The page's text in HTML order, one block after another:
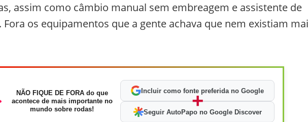
assim como câmbio manual sem embreagem e assistente de
os equipamentos que a gente achava que nem existiam
NÃO FIQUE DE FORA do que
acontece de mais importante no
mundo sobre rodas!
Incluir como fonte preferida no Google
+
Seguir AutoPapo no Google Discover